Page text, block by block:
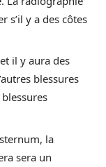
s’il y a des côtes
il y aura des
blessures
la
sera un